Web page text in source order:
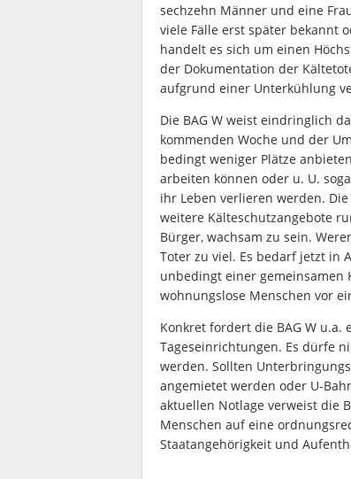
sechzehn Männer und eine
viele Fälle erst später bekannt
handelt es sich um einen
der Dokumentation der
aufgrund einer Unterkühlung
Die BAG W weist eindringlich
kommenden Woche und der
bedingt weniger Plätze
arbeiten können oder u. U.
ihr Leben verlieren werden.
weitere Kälteschutzangebote
Bürger, wachsam zu sein.
Toter zu viel. Es bedarf jetzt in
unbedingt einer gemeinsamen
wohnungslose Menschen vor
Konkret fordert die BAG W
Tageseinrichtungen. Es dürfe
werden. Sollten
angemietet werden oder U-
aktuellen Notlage verweist die
Menschen auf eine
Staatangehörigkeit und